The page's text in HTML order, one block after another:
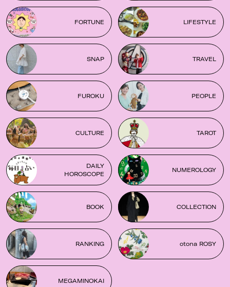
FORTUNE LIFESTYLE
SNAP TRAVEL
FUROKU PEOPLE
CULTURE TAROT
DAILY
HOROSCOPE
NUMEROLOGY
BOOK COLLECTION
RANKING otona ROSY
MEGAMINOKAI